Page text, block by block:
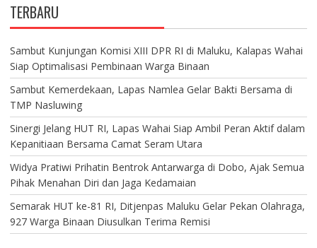
TERBARU
Sambut Kunjungan Komisi XIII DPR RI di Maluku, Kalapas Wahai
Siap Optimalisasi Pembinaan Warga Binaan
Sambut Kemerdekaan, Lapas Namlea Gelar Bakti Bersama di
TMP Nasluwing
Sinergi Jelang HUT RI, Lapas Wahai Siap Ambil Peran Aktif dalam
Kepanitiaan Bersama Camat Seram Utara
Widya Pratiwi Prihatin Bentrok Antarwarga di Dobo, Ajak Semua
Pihak Menahan Diri dan Jaga Kedamaian
Semarak HUT ke-81 RI, Ditjenpas Maluku Gelar Pekan Olahraga,
927 Warga Binaan Diusulkan Terima Remisi